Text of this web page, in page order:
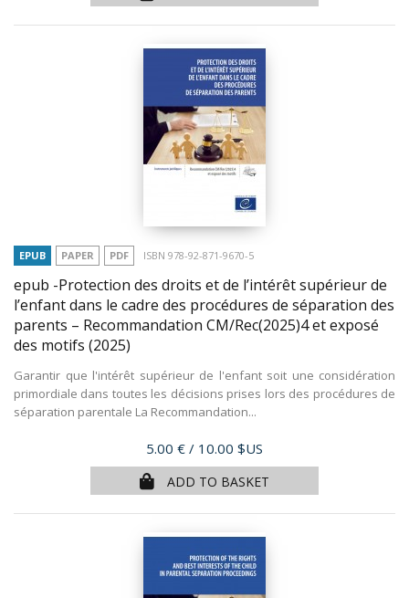
EPUB PAPER PDF ISBN 978-92-871-9670-5
epub -Protection des droits et de l’intérêt supérieur de
l’enfant dans le cadre des procédures de séparation des
parents – Recommandation CM/Rec(2025)4 et exposé
des motifs (2025)
Garantir que l'intérêt supérieur de l'enfant soit une considération
primordiale dans toutes les décisions prises lors des procédures de
séparation parentale La Recommandation...
Price
5.00 € / 10.00 $US
ADD TO BASKET